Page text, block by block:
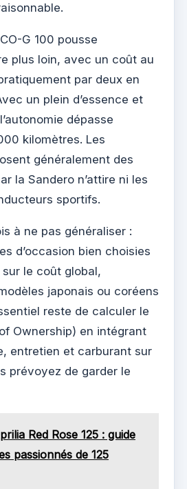
G 100 pousse
plus loin, avec un coût au
par deux en
un plein d’essence et
dépasse
kilomètres. Les
généralement des
la Sandero n’attire ni les
sportifs.
à ne pas généraliser :
d’occasion bien choisies
le coût global,
japonais ou coréens
reste de calculer le
Ownership) en intégrant
entretien et carburant sur
prévoyez de garder le
Red Rose 125 : guide
passionnés de 125